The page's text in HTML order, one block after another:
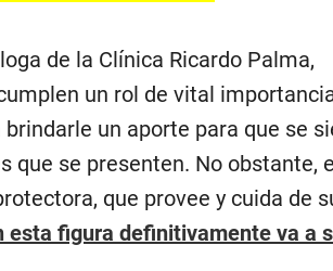
de la Clínica Ricardo Palma,
un rol de vital
un aporte para que se
que se presenten. No obstante,
que provee y cuida de
esta figura definitivamente va a